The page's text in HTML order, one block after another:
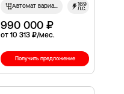
Автомат вариатор 169
л.с.
990 000 ₽
от 10 313 ₽/мес.
Получить предложение